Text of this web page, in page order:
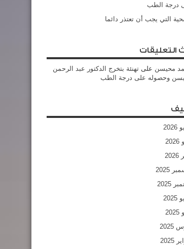
درجة الطب
التي يجب أن تعتذر دائما
التعليقات
محيسن على تهنئة بتخرج الدكتور عبد الرحمن
وحصوله على درجة الطب
2025
2025